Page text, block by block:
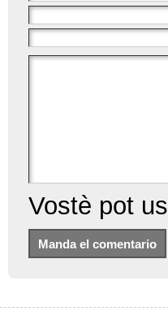
Vostè pot